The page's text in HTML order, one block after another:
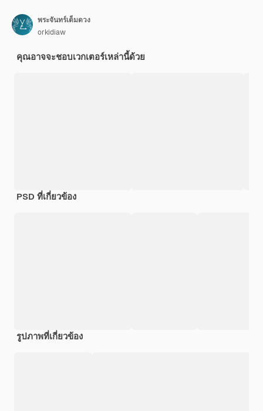
พระจันทร์เต็มดวง
orkidiaw
คุณอาจจะชอบเวกเตอร์เหล่านี้ด้วย
PSD ที่เกี่ยวข้อง
รูปภาพที่เกี่ยวข้อง